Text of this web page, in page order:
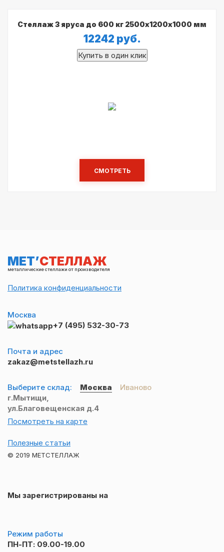
Стеллаж 3 яруса до 600 кг 2500х1200х1000 мм
12242 руб.
СМОТРЕТЬ
МЕТ’СТЕЛЛАЖ
металлические стеллажи от производителя
Политика конфиденциальности
Москва
+7 (495) 532-30-73
Почта и адрес
zakaz@metstellazh.ru
Выберите склад: Москва
Иваново
г.Мытищи,
ул.Благовещенская д.4
Мы зарегистрированы на
Режим работы
ПН-ПТ: 09.00-19.00
Посмотреть на карте
Полезные статьи
© 2019 МЕТСТЕЛЛАЖ